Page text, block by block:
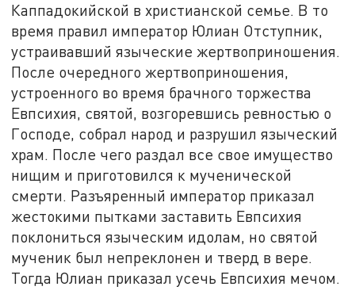
Каппадокийской в христианской семье. В то
время правил император Юлиан Отступник,
устраивавший языческие жертвоприношения.
После очередного жертвоприношения,
устроенного во время брачного торжества
Евпсихия, святой, возгоревшись ревностью о
Господе, собрал народ и разрушил языческий
храм. После чего раздал все свое имущество
нищим и приготовился к мученической
смерти. Разъяренный император приказал
жестокими пытками заставить Евпсихия
поклониться языческим идолам, но святой
мученик был непреклонен и тверд в вере.
Тогда Юлиан приказал усечь Евпсихия мечом.